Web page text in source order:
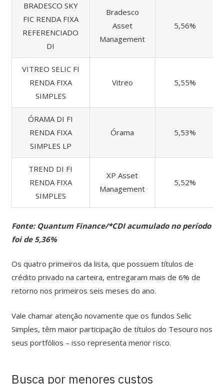
BRADESCO SKY
FIC RENDA FIXA
REFERENCIADO
DI
Bradesco
Asset
Management
5,56%
VITREO SELIC FI
RENDA FIXA
SIMPLES
Vitreo 5,55%
ÓRAMA DI FI
RENDA FIXA
SIMPLES LP
Órama 5,53%
TREND DI FI
RENDA FIXA
SIMPLES
XP Asset
Management
5,52%
Fonte: Quantum Finance/*CDI acumulado no período
foi de 5,36%
Os quatro primeiros da lista, que possuem títulos de
crédito privado na carteira, entregaram mais de 6% de
retorno nos primeiros seis meses do ano.
Vale chamar atenção novamente que os fundos Selic
Simples, têm maior participação de títulos do Tesouro nos
seus portfólios – isso representa menor risco.
Busca por menores custos